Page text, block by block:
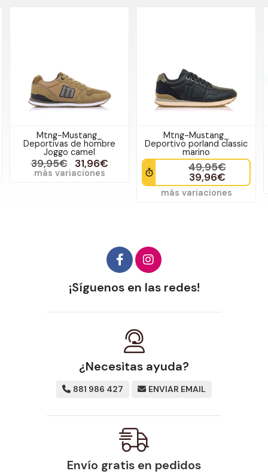
Mtng-Mustang_
Deportivas de hombre
Joggo camel
39,95€ 31,96€
más variaciones
Mtng-Mustang_
Deportivo porland classic
marino
49,95€
39,96€
más variaciones
¡Síguenos en las redes!
¿Necesitas ayuda?
881 986 427 ENVIAR EMAIL
Envío gratis en pedidos